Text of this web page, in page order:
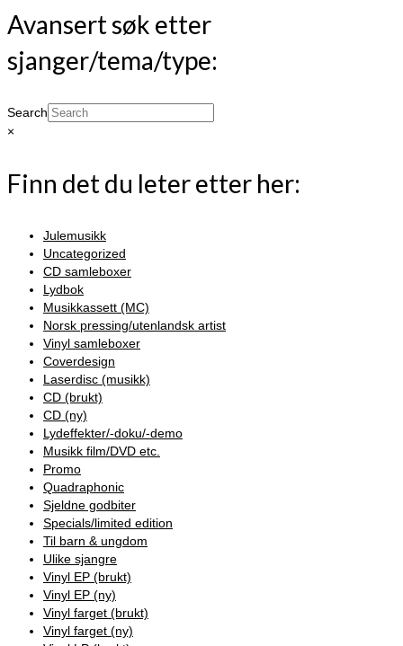
Avansert søk etter
sjanger/tema/type:
Search
×
Finn det du leter etter her:
Julemusikk
Uncategorized
CD samleboxer
Lydbok
Musikkassett (MC)
Norsk pressing/utenlandsk artist
Vinyl samleboxer
Coverdesign
Laserdisc (musikk)
CD (brukt)
CD (ny)
Lydeffekter/-doku/-demo
Musikk film/DVD etc.
Promo
Quadraphonic
Sjeldne godbiter
Specials/limited edition
Til barn & ungdom
Ulike sjangre
Vinyl EP (brukt)
Vinyl EP (ny)
Vinyl farget (brukt)
Vinyl farget (ny)